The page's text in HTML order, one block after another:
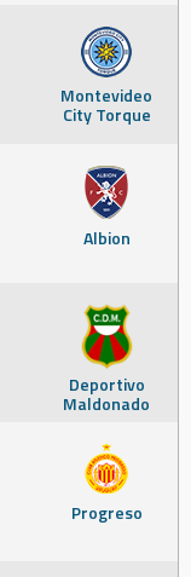
Montevideo
City Torque
Albion
Deportivo
Maldonado
Progreso